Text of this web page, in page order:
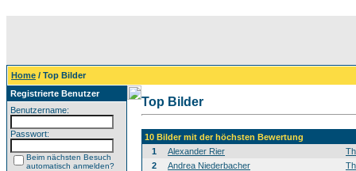
Home / Top Bilder
Registrierte Benutzer
Benutzername:
Passwort:
Beim nächsten Besuch
automatisch anmelden?
Top Bilder
10 Bilder mit der höchsten Bewertung
1
Alexander Rier
2
Andrea Niederbacher